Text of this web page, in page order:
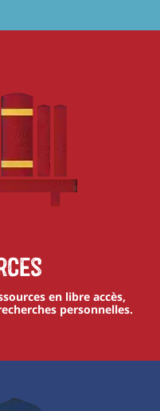
en libre accès,
personnelles.